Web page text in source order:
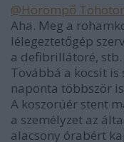
@Hörömpő
Aha. Meg a
lélegeztetőgép
a defibrillátoré, stb.
Továbbá a kocsit
naponta többször
A koszorúér stent
a személyzet az
alacsony órabért